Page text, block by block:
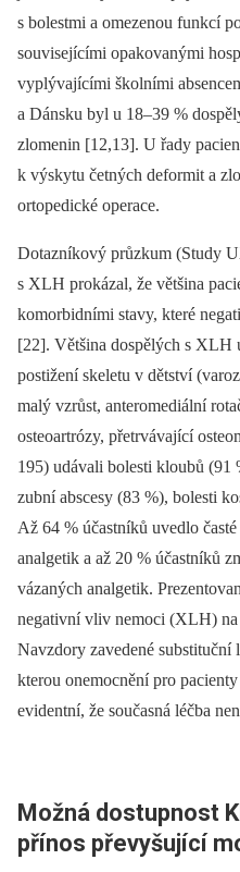
s bolestmi a omezenou funkcí
souvisejícími opakovanými
vyplývajícími školními
a Dánsku byl u 18–39 %
zlomenin [12,13]. U řady
k výskytu četných deformit a
ortopedické operace.
Dotazníkový průzkum (Study
s XLH prokázal, že většina
komorbidními stavy, které
[22]. Většina dospělých s XLH
postižení skeletu v dětství
malý vzrůst, anteromediální
osteoartrózy, přetrvávající
195) udávali bolesti kloubů (91
zubní abscesy (83 %), bolesti
Až 64 % účastníků uvedlo
analgetik a až 20 % účastníků
vázaných analgetik.
negativní vliv nemoci (XLH)
Navzdory zavedené substituční
kterou onemocnění pro
evidentní, že současná léčba
Možná dostupnost
přínos převyšující